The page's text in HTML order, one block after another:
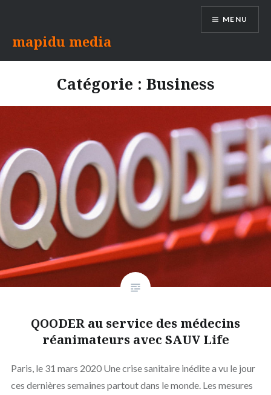
contenu
mapidu media
MENU
Catégorie : Business
QOODER au service des médecins
réanimateurs avec SAUV Life
Paris, le 31 mars 2020 Une crise sanitaire inédite a vu le jour
ces dernières semaines partout dans le monde. Les mesures